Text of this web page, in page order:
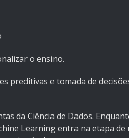
o ensino.
preditivas e tomada de
da Ciência de Dados.
Learning entra na etapa de